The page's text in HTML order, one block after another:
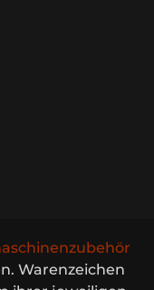
Warenzeichen